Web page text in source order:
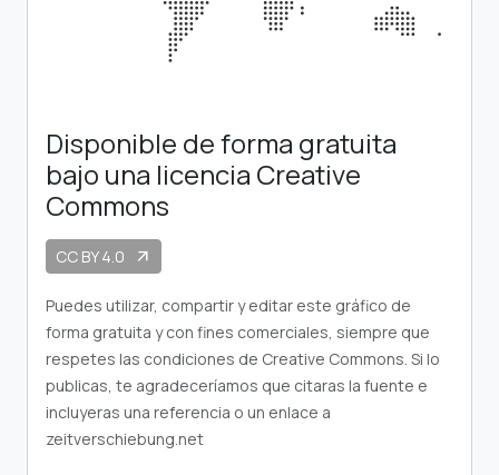
Disponible de forma gratuita
bajo una licencia Creative
Commons
CC BY 4.0 arrow_outward
Puedes utilizar, compartir y editar este gráfico de
forma gratuita y con fines comerciales, siempre que
respetes las condiciones de Creative Commons. Si lo
publicas, te agradeceríamos que citaras la fuente e
incluyeras una referencia o un enlace a
zeitverschiebung.net